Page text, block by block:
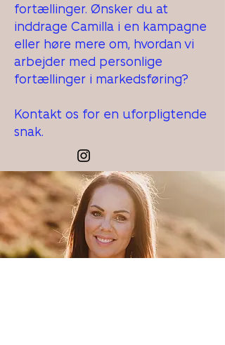
fortællinger. Ønsker du at
inddrage Camilla i en kampagne
eller høre mere om, hvordan vi
arbejder med personlige
fortællinger i markedsføring?
Kontakt os for en uforpligtende
snak.